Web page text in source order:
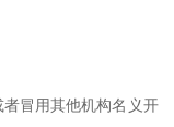
冒用其他机构名义开